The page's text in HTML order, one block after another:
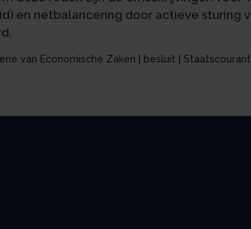
en netbalancering door actieve sturing
van Economische Zaken | besluit |